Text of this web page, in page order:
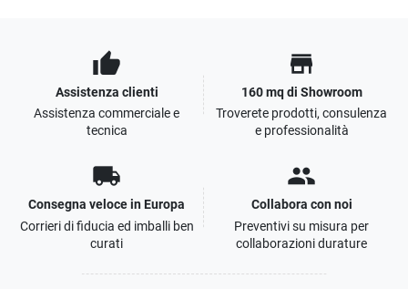
thumb_up
Assistenza clienti
Assistenza commerciale e
tecnica
store
160 mq di Showroom
Troverete prodotti, consulenza
e professionalità
local_shipping
Consegna veloce in Europa
Corrieri di fiducia ed imballi ben
curati
people
Collabora con noi
Preventivi su misura per
collaborazioni durature